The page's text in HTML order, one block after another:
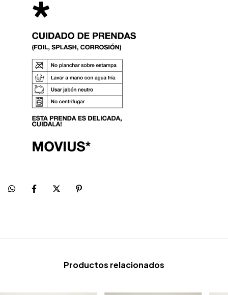
Productos relacionados